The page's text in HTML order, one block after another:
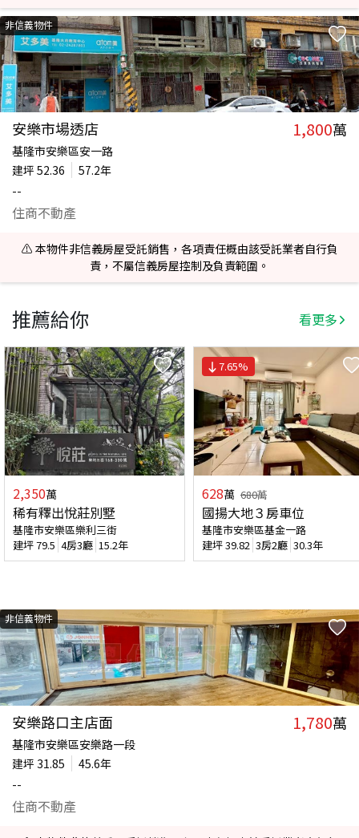
非信義物件
安樂市場透店 1,800萬
基隆市安樂區安一路
建坪 52.36
57.2年
--
住商不動產
⚠️ 本物件非信義房屋受託銷售，各項責任概由該受託業者自行負
責，不屬信義房屋控制及負責範圍。
推薦給你 看更多
2,350萬
稀有釋出悅莊別墅
基隆市安樂區樂利三街
建坪79.5 4房3廳 15.2年
7.65%
628萬 680萬
國揚大地３房車位
基隆市安樂區基金一路
建坪39.82 3房2廳 30.3年
非信義物件
安樂路口主店面 1,780萬
基隆市安樂區安樂路一段
建坪 31.85
45.6年
--
住商不動產